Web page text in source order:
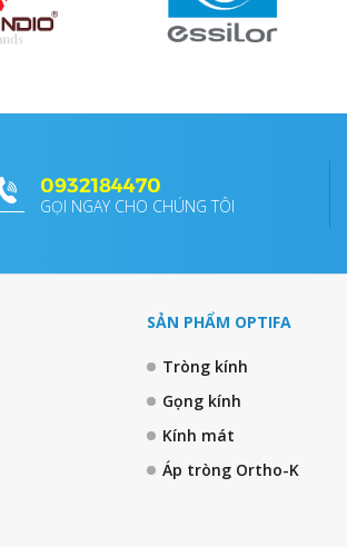
0932184470
GỌI NGAY CHO CHÚNG TÔI
SẢN PHẨM OPTIFA
Tròng kính
Gọng kính
Kính mát
Áp tròng Ortho-K